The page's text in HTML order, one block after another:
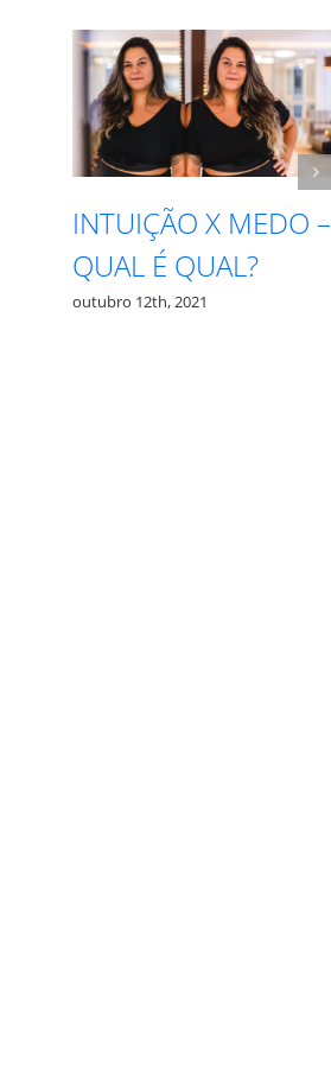
INTUIÇÃO X MEDO –
QUAL É QUAL?
outubro 12th, 2021